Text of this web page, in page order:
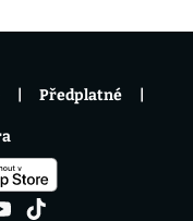
Předplatné